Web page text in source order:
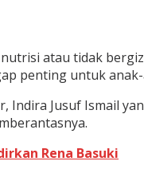
atau tidak
penting untuk
Indira Jusuf Ismail
Rena Basuki